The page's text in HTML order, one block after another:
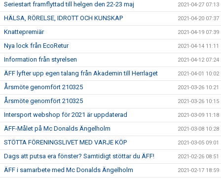
Seriestart framflyttad till helgen den 22-23 maj 2021-04-27 07:13
HÄLSA, RÖRELSE, IDROTT OCH KUNSKAP 2021-04-20 07:37
Knattepremiär 2021-04-19 07:39
Nya lock från EcoRetur 2021-04-14 11:11
Information från styrelsen 2021-04-12 07:24
ÄFF lyfter upp egen talang från Akademin till Herrlaget 2021-04-01 10:02
Årsmöte genomfört 210325 2021-03-26 10:21
Årsmöte genomfört 210325 2021-03-26 10:15
Intersport webshop för 2021 är uppdaterad 2021-03-09 11:18
ÄFF-Målet på Mc Donalds Ängelholm 2021-03-08 10:28
STÖTTA FÖRENINGSLIVET MED VARJE KÖP 2021-03-05 09:01
Dags att putsa era fönster? Samtidigt stöttar du ÄFF! 2021-02-26 08:51
ÄFF i samarbete med Mc Donalds Ängelholm 2021-02-17 18:59